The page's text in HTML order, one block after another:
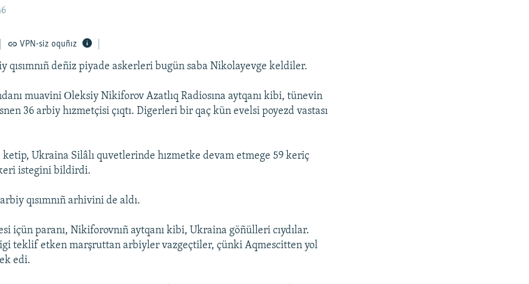
VPN-siz oquñız
qısımnıñ deñiz piyade askerleri bugün saba Nikolayevge keldiler.
muavini Оleksiy Nikiforov Azatlıq Radiosına aytqanı kibi, tünevin
36 arbiy hızmetçisi çıqtı. Digerleri bir qaç kün evelsi poyezd vastası
ketip, Ukraina Silâlı quvetlerinde hızmetke devam etmege 59 keriç
istegini bildirdi.
qısımnıñ arhivini de aldı.
içün paranı, Nikiforovnıñ aytqanı kibi, Ukraina göñülleri cıydılar.
teklif etken marşruttan arbiyler vazgeçtiler, çünki Aqmescitten yol
edi.